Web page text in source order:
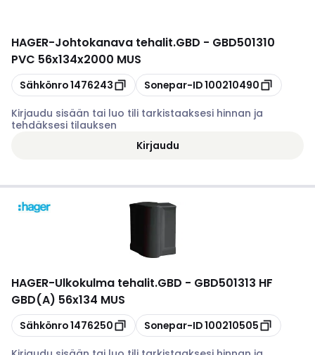
HAGER-Johtokanava tehalit.GBD - GBD501310
PVC 56x134x2000 MUS
Kopioi
Sähkönro1476243 Kopioi
Sonepar-ID100210490
Kirjaudu sisään tai luo tili tarkistaaksesi hinnan ja
tehdäksesi tilauksen
Kirjaudu
HAGER-Ulkokulma tehalit.GBD - GBD501313 HF
GBD(A) 56x134 MUS
Kopioi
Sähkönro1476250 Kopioi
Sonepar-ID100210505